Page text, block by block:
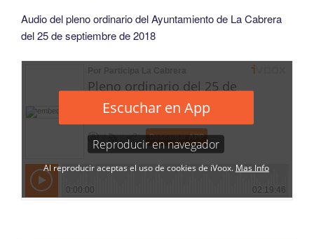
Audio del pleno ordinario del Ayuntamiento de La Cabrera
del 25 de septiembre de 2018